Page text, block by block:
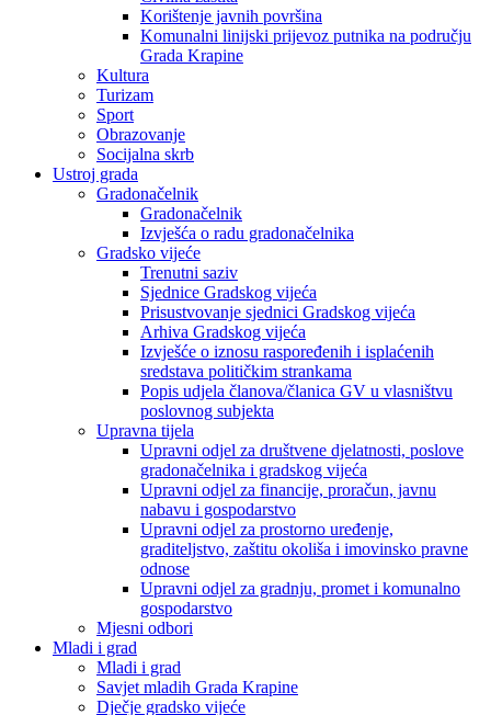
Korištenje javnih površina
Komunalni linijski prijevoz putnika na području
Grada Krapine
Kultura
Turizam
Sport
Obrazovanje
Socijalna skrb
Ustroj grada
Gradonačelnik
Gradonačelnik
Izvješća o radu gradonačelnika
Gradsko vijeće
Trenutni saziv
Sjednice Gradskog vijeća
Prisustvovanje sjednici Gradskog vijeća
Arhiva Gradskog vijeća
Izvješće o iznosu raspoređenih i isplaćenih
sredstava političkim strankama
Popis udjela članova/članica GV u vlasništvu
poslovnog subjekta
Upravna tijela
Upravni odjel za društvene djelatnosti, poslove
gradonačelnika i gradskog vijeća
Upravni odjel za financije, proračun, javnu
nabavu i gospodarstvo
Upravni odjel za prostorno uređenje,
graditeljstvo, zaštitu okoliša i imovinsko pravne
odnose
Upravni odjel za gradnju, promet i komunalno
gospodarstvo
Mjesni odbori
Mladi i grad
Mladi i grad
Savjet mladih Grada Krapine
Dječje gradsko vijeće